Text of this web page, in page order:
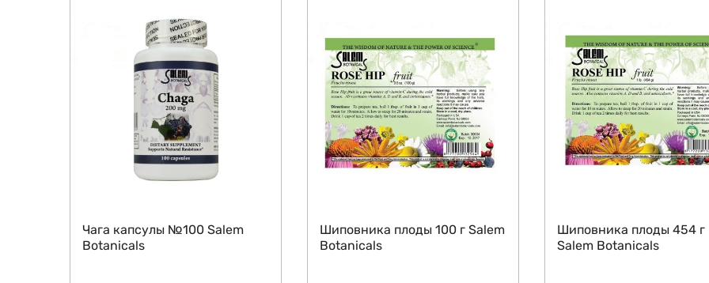
Чага капсулы №100 Salem
Botanicals
Шиповника плоды 100 г Salem
Botanicals
Шиповника плоды 454 г
Salem Botanicals